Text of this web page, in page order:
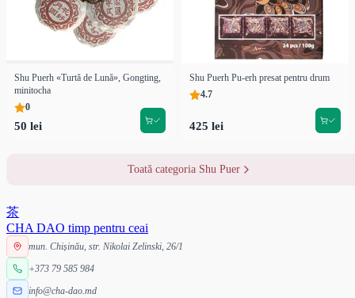
Shu Puerh «Turtă de Lună», Gongting,
minitocha
0
50 lei
Shu Puerh Pu-erh presat pentru drum
4.7
425 lei
Toată categoria Shu Puer
茶
CHA DAO timp pentru ceai
mun. Chișinău, str. Nikolai Zelinski, 26/1
+373 79 585 984
info@cha-dao.md